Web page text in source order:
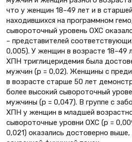
что у женщин 18–49 лет и в
находившихся на программном
сывороточный уровень ОХС
– представителей
0,005). У женщин в возрасте 18–49
ХПН триглицеридемия была
мужчин (р = 0,02). Женщины с
в возрасте старше 50 лет
более высокий сывороточный
мужчины (р = 0,047). В группе с
ХПН у женщин в младшей
сывороточные уровни ОХС (р =
0,021) оказались достоверно